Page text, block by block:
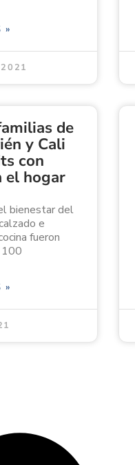
»
de
y Cali
con
el hogar
bienestar del
e
fueron
»